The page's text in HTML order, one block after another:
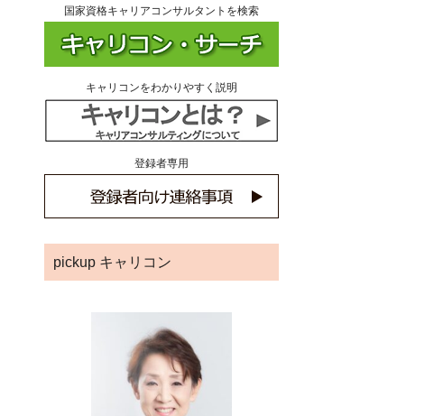
国家資格キャリアコンサルタントを検索
キャリコンをわかりやすく説明
登録者専用
pickup キャリコン